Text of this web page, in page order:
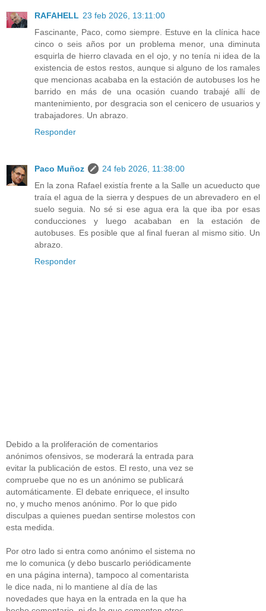
RAFAHELL 23 feb 2026, 13:11:00
Fascinante, Paco, como siempre. Estuve en la clínica hace
cinco o seis años por un problema menor, una diminuta
esquirla de hierro clavada en el ojo, y no tenía ni idea de la
existencia de estos restos, aunque si alguno de los ramales
que mencionas acababa en la estación de autobuses los he
barrido en más de una ocasión cuando trabajé allí de
mantenimiento, por desgracia son el cenicero de usuarios y
trabajadores. Un abrazo.
Responder
Paco Muñoz
24 feb 2026, 11:38:00
En la zona Rafael existía frente a la Salle un acueducto que
traía el agua de la sierra y despues de un abrevadero en el
suelo seguia. No sé si ese agua era la que iba por esas
conducciones y luego acababan en la estación de
autobuses. Es posible que al final fueran al mismo sitio. Un
abrazo.
Responder
Debido a la proliferación de comentarios
anónimos ofensivos, se moderará la entrada para
evitar la publicación de estos. El resto, una vez se
compruebe que no es un anónimo se publicará
automáticamente. El debate enriquece, el insulto
no, y mucho menos anónimo. Por lo que pido
disculpas a quienes puedan sentirse molestos con
esta medida.
Por otro lado si entra como anónimo el sistema no
me lo comunica (y debo buscarlo periódicamente
en una página interna), tampoco al comentarista
le dice nada, ni lo mantiene al día de las
novedades que haya en la entrada en la que ha